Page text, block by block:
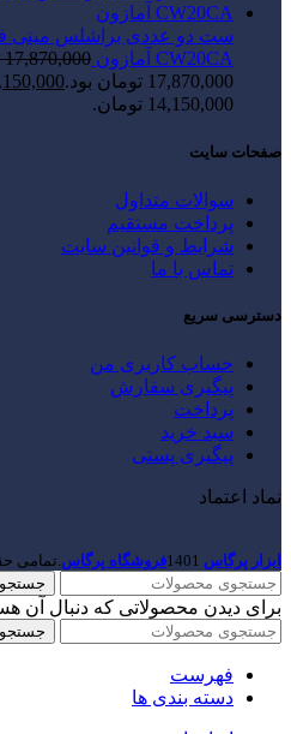
ست دو عددی براشلس مینی
CW20CA آمازون
17,870,000
17,870,000 تومان بود.
14,150,000 تومان.
صفحات سایت
سوالات متداول
پرداخت مستقیم
شرایط و قوانین سایت
تماس با ما
دسترسی سریع
حساب کاربری من
پیگیری سفارش
پرداخت
سبد خرید
پیگیری پستی
نماد اعتماد
ابزار پرگاس 1401فروشگاه پرگاس.تمامی
جستجو
برای دیدن محصولاتی که دنبال آن
جستجو
فهرست
دسته بندی ها